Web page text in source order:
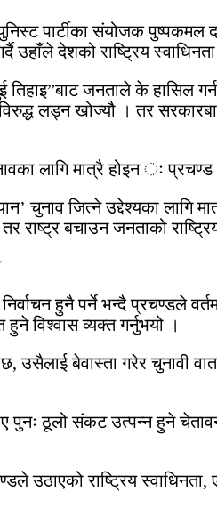
पार्टीका संयोजक पुष्पकमल
उहाँले देशको राष्ट्रिय
जनताले के हासिल
लड्न खोज्यौ । तर
लागि मात्रै होइन ः प्रचण्ड
चुनाव जित्ने उद्देश्यका लागि
राष्ट्र बचाउन जनताको
हुनै पर्ने भन्दै प्रचण्डले
विश्वास व्यक्त गर्नुभयो ।
उसैलाई बेवास्ता गरेर चुनावी
ठूलो संकट उत्पन्न हुने
उठाएको राष्ट्रिय